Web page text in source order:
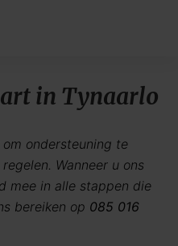
in Tynaarlo
ondersteuning te
Wanneer u ons
mee in alle stappen die
bereiken op 085 016